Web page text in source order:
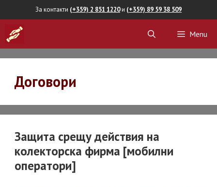
to
content
За контакти (+359) 2 851 1220и (+359) 89 59 38 509
Menu
Договори
Защита срещу действия на
колекторска фирма [мобилни
оператори]